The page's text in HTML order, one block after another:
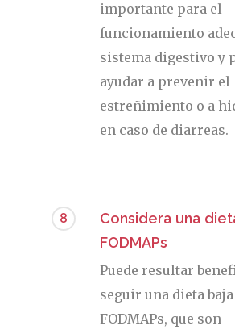
importante para el
funcionamiento
sistema digestivo y
ayudar a prevenir el
estreñimiento o a
en caso de diarreas.
8
Considera una
FODMAPs
Puede resultar
seguir una dieta
FODMAPs, que son